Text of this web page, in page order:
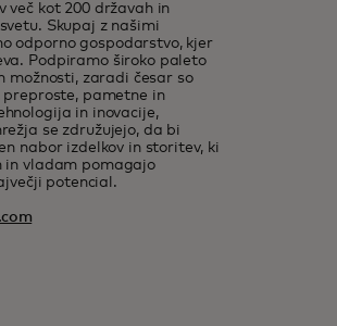
več kot 200 državah in
Skupaj z našimi
odporno gospodarstvo, kjer
Podpiramo široko paleto
možnosti, zaradi česar so
pametne in
in inovacije,
se združujejo, da bi
nabor izdelkov in storitev, ki
in vladam pomagajo
potencial.